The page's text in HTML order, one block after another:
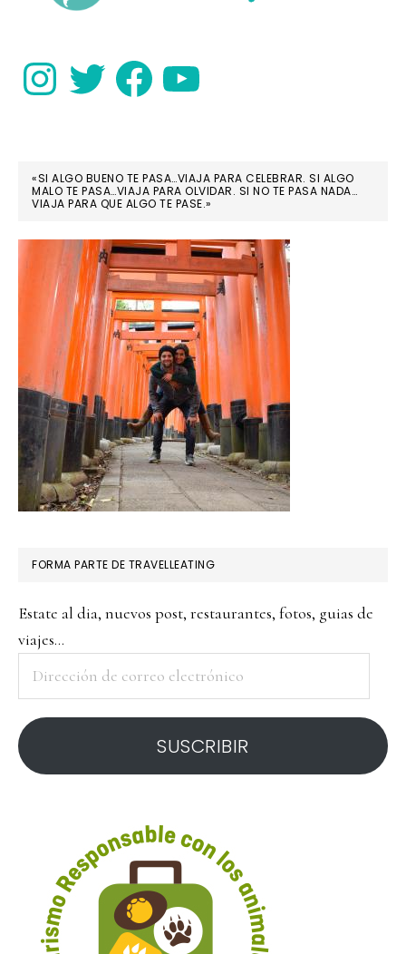
InstagramTwitter FacebookYouTube
«SI ALGO BUENO TE PASA…VIAJA PARA CELEBRAR. SI ALGO
MALO TE PASA…VIAJA PARA OLVIDAR. SI NO TE PASA NADA…
VIAJA PARA QUE ALGO TE PASE.»
FORMA PARTE DE TRAVELLEATING
Estate al dia, nuevos post, restaurantes, fotos, guias de
viajes...
correo
electrónico
SUSCRIBIR